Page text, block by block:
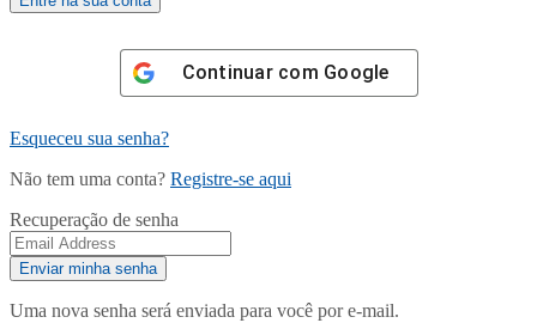
Continuar com Google
Esqueceu sua senha?
Não tem uma conta? Registre-se aqui
Recuperação de senha
Uma nova senha será enviada para você por e-mail.